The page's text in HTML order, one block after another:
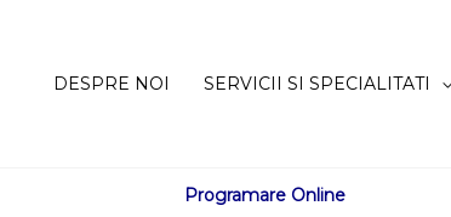
DESPRE NOI SERVICII SI SPECIALITATI
Programare Online